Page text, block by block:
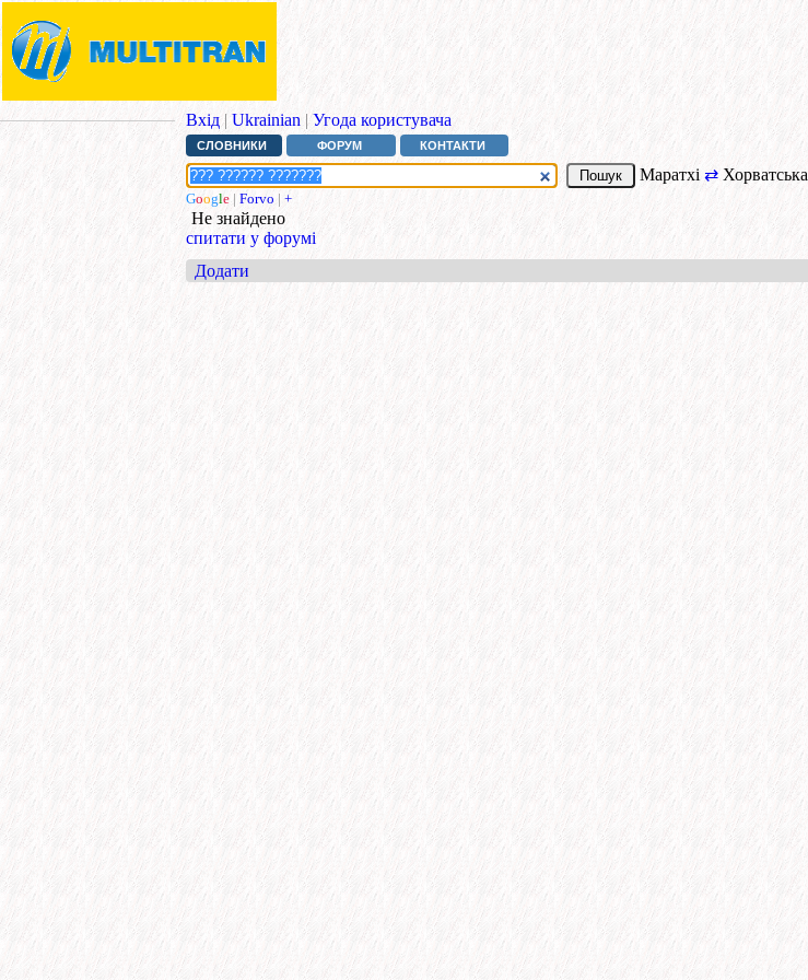
Вхід | Ukrainian | Угода користувача
СЛОВНИКИ ФОРУМ КОНТАКТИ
Маратхі ⇄ Хорватська
Google | Forvo | +
Не знайдено
спитати у форумі
Додати